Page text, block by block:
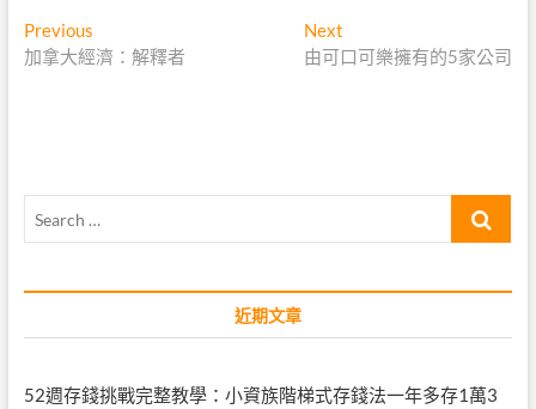
文
章
PreviousPrevious
post:
加拿大經濟：解釋者
Next
post:
由可口可樂擁有的5家公司
Search
近期文章
52週存錢挑戰完整教學：小資族階梯式存錢法一年多存1萬3